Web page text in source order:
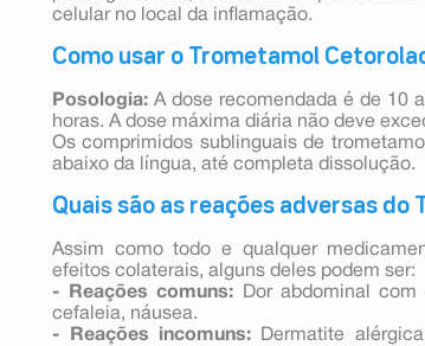
celular no local da inflamação.
Como usar o Trometamol
Posologia: A dose recomendada é de 10
horas. A dose máxima diária não deve
Os comprimidos sublinguais de
abaixo da língua, até completa dissolução.
Quais são as reações adversas
Assim como todo e qualquer
efeitos colaterais, alguns deles podem ser:
- Reações comuns: Dor abdominal com
cefaleia, náusea.
- Reações incomuns: Dermatite